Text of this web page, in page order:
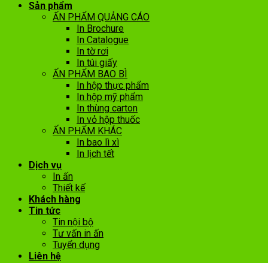
Sản phẩm
ẤN PHẨM QUẢNG CÁO
In Brochure
In Catalogue
In tờ rơi
In túi giấy
ẤN PHẨM BAO BÌ
In hộp thực phẩm
In hộp mỹ phẩm
In thùng carton
In vỏ hộp thuốc
ẤN PHẨM KHÁC
In bao lì xì
In lịch tết
Dịch vụ
In ấn
Thiết kế
Khách hàng
Tin tức
Tin nội bộ
Tư vấn in ấn
Tuyển dụng
Liên hệ